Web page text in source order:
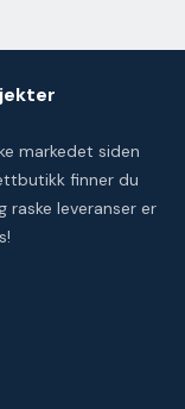
markedet siden
finner du
raske leveranser er